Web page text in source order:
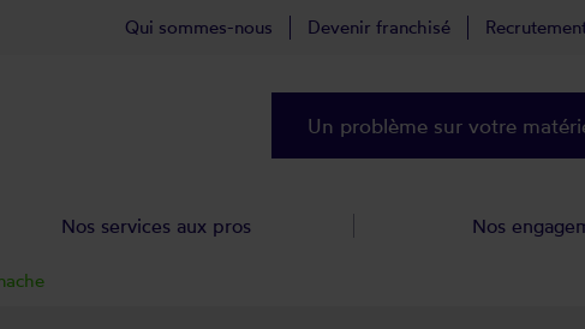
Qui sommes-nous Devenir franchisé
Un problème sur votre
Nos services aux pros Nos